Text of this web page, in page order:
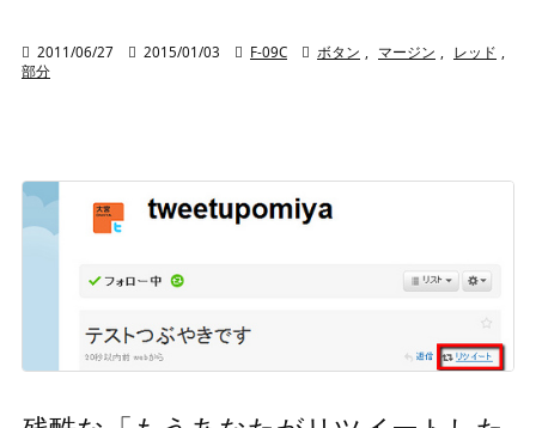
 2011/06/27  2015/01/03  F-09C  ボタン マージン レッド
部分